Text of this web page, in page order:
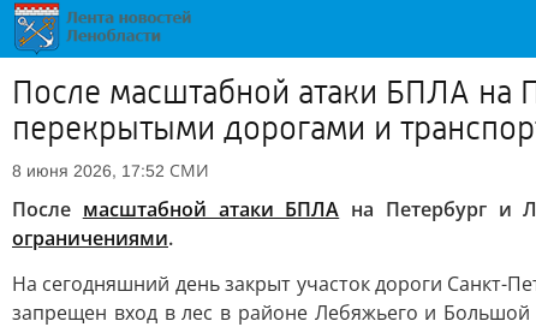
После масштабной атаки БПЛА на
перекрытыми дорогами и
8 июня 2026, 17:52 СМИ
После масштабной атаки БПЛА на Петербург и
ограничениями.
На сегодняшний день закрыт участок дороги
запрещен вход в лес в районе Лебяжьего и